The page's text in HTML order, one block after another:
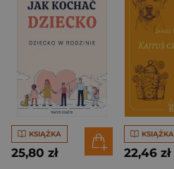
KSIĄŻKA
25,80 zł
KSIĄŻKA
22,46 zł